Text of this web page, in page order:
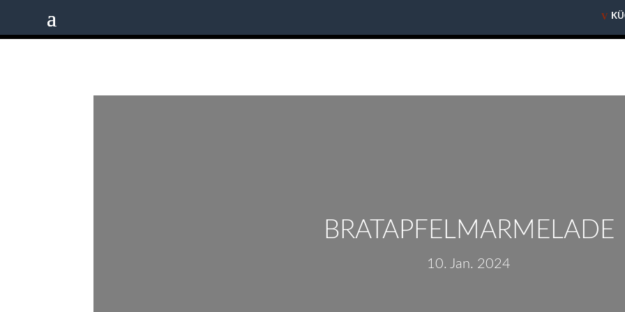
V
BRATAPFELMARMELADE
10. Jan. 2024
V